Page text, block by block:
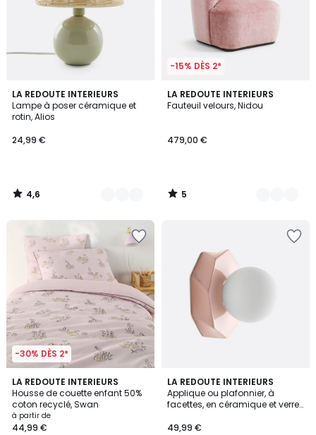
LA REDOUTE INTERIEURS
Lampe à poser céramique et
rotin, Alios
24,99 €
4,6
/ 5
3
Couleurs
4,6
/
-15% DÈS 2*
LA REDOUTE INTERIEURS
Fauteuil velours, Nidou
479,00 €
5
/
2
Couleurs
5
/
-30% DÈS 2*
LA REDOUTE INTERIEURS
Housse de couette enfant 50%
coton recyclé, Swan
à partir de
44,99 €
5
/
5
LA REDOUTE INTERIEURS
Applique ou plafonnier, à
facettes, en céramique et verre
49,99 €
3
/
5